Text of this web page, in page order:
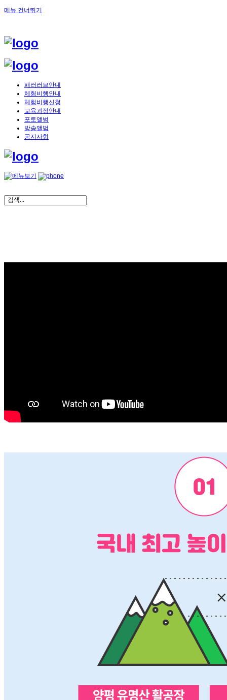
메뉴 건너뛰기
패러러브안내
체험비행안내
체험비행신청
교육과정안내
포토앨범
방송앨범
공지사항